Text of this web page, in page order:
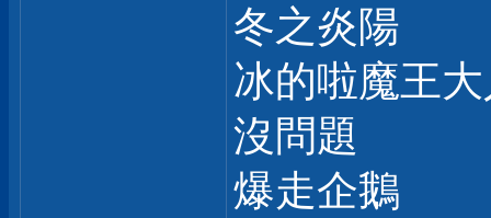
冬之炎陽
冰的啦魔王
沒問題
爆走企鵝